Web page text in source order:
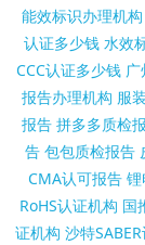
能效标识办理机构
认证多少钱 水效
CCC认证多少钱 广
报告办理机构 服
报告 拼多多质检
告 包包质检报告
CMA认可报告
RoHS认证机构 国
证机构 沙特